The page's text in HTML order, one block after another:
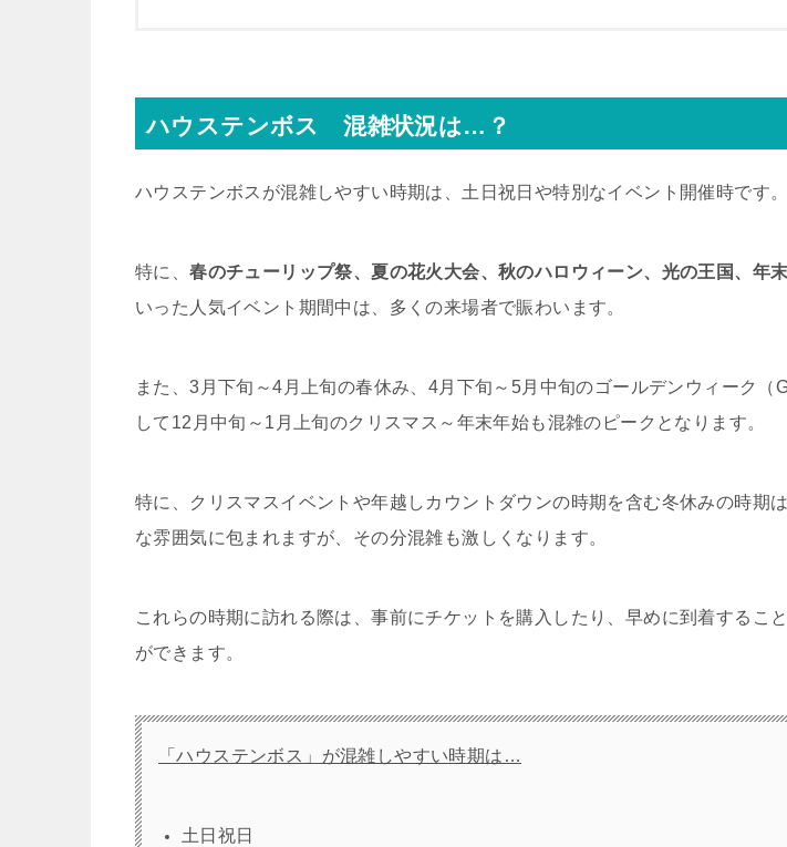
ハウステンボス 混雑状況は…？
ハウステンボスが混雑しやすい時期は、土日祝日や特別なイベント開催時です。
特に、春のチューリップ祭、夏の花火大会、秋のハロウィーン、光の王国、年
いった人気イベント期間中は、多くの来場者で賑わいます。
また、3月下旬～4月上旬の春休み、4月下旬～5月中旬のゴールデンウィーク（
して12月中旬～1月上旬のクリスマス～年末年始も混雑のピークとなります。
特に、クリスマスイベントや年越しカウントダウンの時期を含む冬休みの時期
な雰囲気に包まれますが、その分混雑も激しくなります。
これらの時期に訪れる際は、事前にチケットを購入したり、早めに到着するこ
ができます。
「ハウステンボス」が混雑しやすい時期は…
土日祝日